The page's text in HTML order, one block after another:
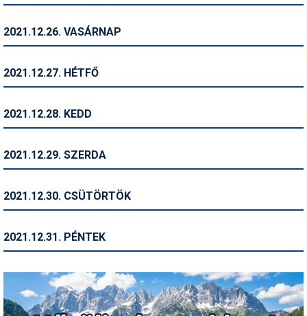
Utazási tippek
2021.12.26. VASÁRNAP
2021.12.27. HÉTFŐ
2021.12.28. KEDD
2021.12.29. SZERDA
2021.12.30. CSÜTÖRTÖK
2021.12.31. PÉNTEK